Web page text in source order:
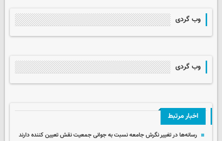
وب گردی
وب گردی
اخبار مرتبط
رسانه‌ها در تغییر نگرش جامعه نسبت به جوانی جمعیت نقش تعیین‌ کننده دارند